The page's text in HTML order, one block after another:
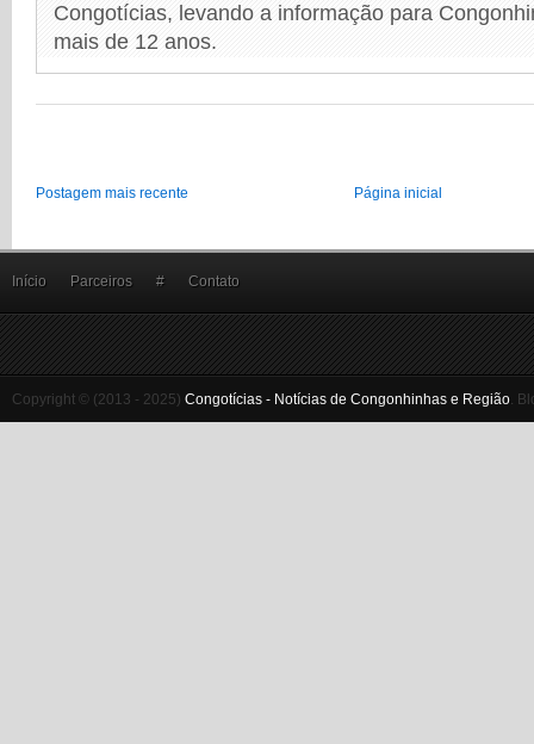
Congotícias, levando a informação para
mais de 12 anos.
Postagem mais recente Página inicial
Início Parceiros # Contato
Copyright © (2013 - 2025) Congotícias - Notícias de Congonhinhas e Região.